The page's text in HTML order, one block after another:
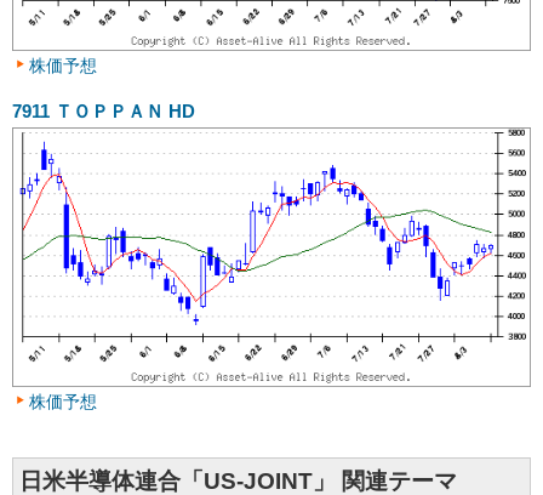
株価予想
7911 ＴＯＰＰＡＮ HD
株価予想
日米半導体連合「US-JOINT」 関連テーマ